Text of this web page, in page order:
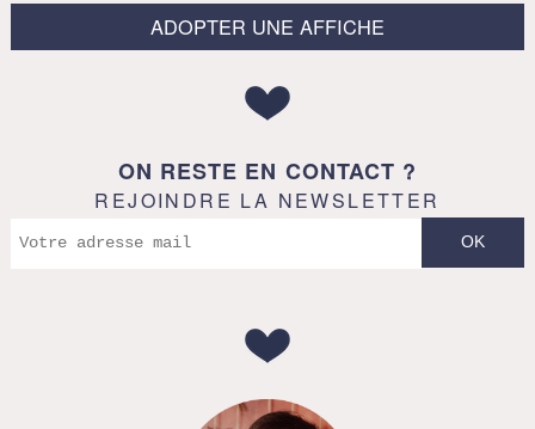
ADOPTER UNE AFFICHE
ON RESTE EN CONTACT ?
REJOINDRE LA NEWSLETTER